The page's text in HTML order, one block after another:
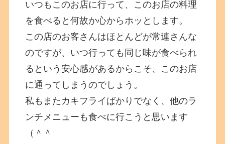
いつもこのお店に行って、このお店の料理
を食べると何故か心からホッとします。
この店のお客さんはほとんどが常連さんな
のですが、いつ行っても同じ味が食べられ
るという安心感があるからこそ、このお店
に通ってしまうのでしょう。
私もまたカキフライばかりでなく、他のラ
ンチメニューも食べに行こうと思います
（＾＾